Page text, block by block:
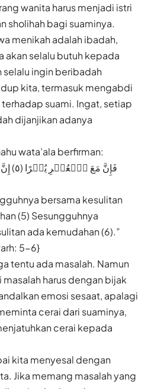
wanita harus menjadi istri
sholihah bagi suaminya.
menikah adalah ibadah,
akan selalu butuh kepada
selalu ingin beribadah
kita, termasuk mengabdi
suami. Ingat, setiap
dijanjikan adanya
wata’ala berfirman:
bersama kesulitan
(5) Sesungguhnya
ada kemudahan (6).”
5-6}
tentu ada masalah. Namun
harus dengan bijak
emosi sesaat, apalagi
cerai dari suaminya,
cerai kepada
kita menyesal dengan
Jika memang masalah yang